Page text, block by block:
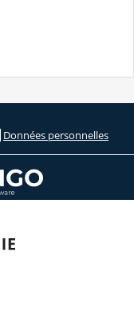
Données personnelles